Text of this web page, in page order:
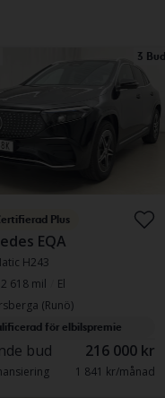
3 Bud
Plus
EQA
H243
2 618 mil
El
(Runö)
för elbilspremie
bud 216 000 kr
1 841 kr/månad